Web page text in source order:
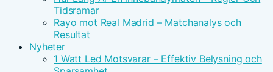
Tidsramar
Rayo mot Real Madrid – Matchanalys och
Resultat
Nyheter
1 Watt Led Motsvarar – Effektiv Belysning och